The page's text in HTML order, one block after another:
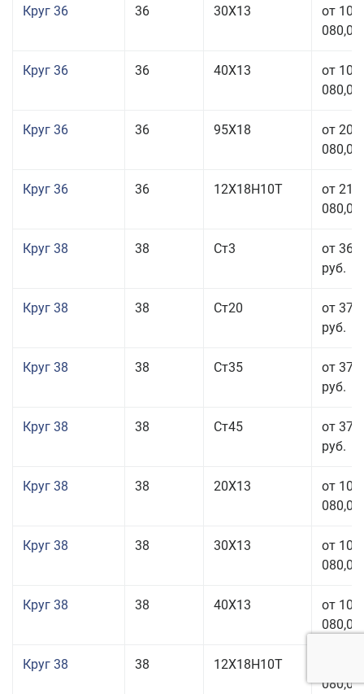
Круг 36 36 30Х13
от 101
080,00
Круг 36 36 40Х13
от 101
080,00
Круг 36 36 95Х18
от 208
080,00
Круг 36 36 12Х18Н10Т
от 210
080,00
Круг 38 38 Ст3
от 36
руб.
Круг 38 38 Ст20
от 37
руб.
Круг 38 38 Ст35
от 37
руб.
Круг 38 38 Ст45
от 37
руб.
Круг 38 38 20Х13
от 101
080,00
Круг 38 38 30Х13
от 101
080,00
Круг 38 38 40Х13
от 101
080,00
Круг 38 38 12Х18Н10Т
080,00